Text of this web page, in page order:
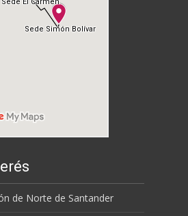
de Norte de Santander